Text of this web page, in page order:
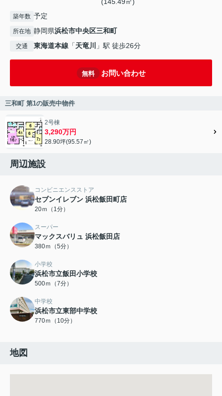
(145.49㎡)
築年数 予定
所在地 静岡県浜松市中央区三和町
交通 東海道本線 「天竜川 」駅 徒歩26分
無料 お問い合わせ
三和町 第1の販売中物件
2号棟
3,290万円
28.90坪(95.57㎡)
周辺施設
コンビニエンスストア
セブンイレブン 浜松飯田町店
20ｍ（1分）
スーパー
マックスバリュ 浜松飯田店
380ｍ（5分）
小学校
浜松市立飯田小学校
500ｍ（7分）
中学校
浜松市立東部中学校
770ｍ（10分）
地図